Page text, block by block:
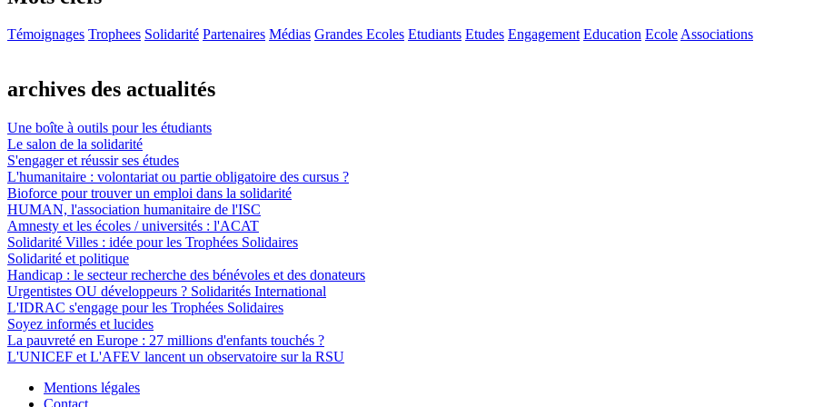
Témoignages Trophees Solidarité Partenaires Médias Grandes Ecoles Etudiants Etudes Engagement Education EcoleAssociations
archives des actualités
Une boîte à outils pour les étudiants
Le salon de la solidarité
S'engager et réussir ses études
L'humanitaire : volontariat ou partie obligatoire des cursus ?
Bioforce pour trouver un emploi dans la solidarité
HUMAN, l'association humanitaire de l'ISC
Amnesty et les écoles / universités : l'ACAT
Solidarité Villes : idée pour les Trophées Solidaires
Solidarité et politique
Handicap : le secteur recherche des bénévoles et des donateurs
Urgentistes OU développeurs ? Solidarités International
L'IDRAC s'engage pour les Trophées Solidaires
Soyez informés et lucides
La pauvreté en Europe : 27 millions d'enfants touchés ?
L'UNICEF et L'AFEV lancent un observatoire sur la RSU
Mentions légales